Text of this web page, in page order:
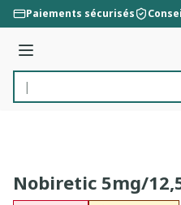
Aller au contenu
Paiements sécurisés
Menu
Rechercher
Nobiretic 5mg/